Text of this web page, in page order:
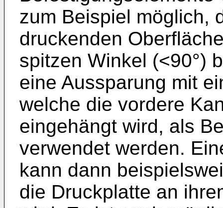
zum Beispiel möglich,
druckenden
spitzen Winkel (<90°)
eine Aussparung mit
welche die vordere
eingehängt wird, als
verwendet werden.
kann dann
die Druckplatte an